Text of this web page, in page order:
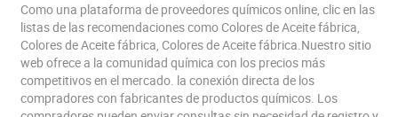
Como una plataforma de proveedores químicos online, clic en las
listas de las recomendaciones como Colores de Aceite fábrica,
Colores de Aceite fábrica, Colores de Aceite fábrica.Nuestro sitio
web ofrece a la comunidad química con los precios más
competitivos en el mercado. la conexión directa de los
compradores con fabricantes de productos químicos. Los